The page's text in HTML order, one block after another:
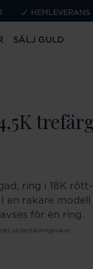
HEMLEVERANS
SÄLJ GULD
ring i 18K
en rakare
för en ring.
på beställningsvaror.